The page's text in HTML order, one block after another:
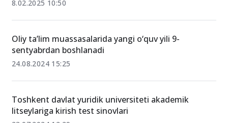
tayyorlanish kerak?
8.02.2025 10:50
sentyabrdan boshlanadi
24.08.2024 15:25